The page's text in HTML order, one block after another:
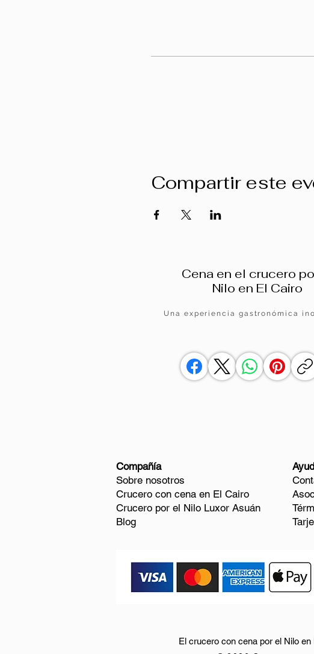
Compartir este
Cena en el crucero
Nilo en El Cairo
Una experiencia gastronómica
Compañía
Sobre nosotros
Crucero con cena en El Cairo
Crucero por el Nilo Luxor Asuán
Blog
El crucero con cena por el Nilo